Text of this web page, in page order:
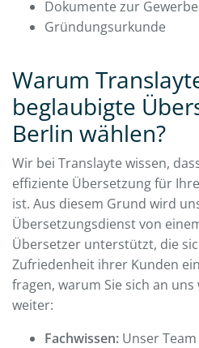
Dokumente zur
Gründungsurkunde
Warum
beglaubigte
Berlin wählen?
Wir bei Translayte wissen,
effiziente Übersetzung für
ist. Aus diesem Grund wird
Übersetzungsdienst von
Übersetzer unterstützt, die
Zufriedenheit ihrer Kunden
fragen, warum Sie sich an
weiter:
Fachwissen: Unser